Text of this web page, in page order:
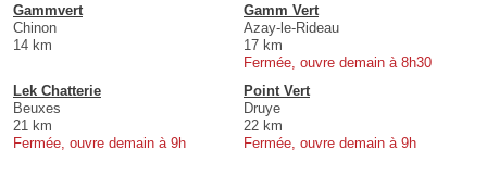
Gammvert
Chinon
14 km
Gamm Vert
Azay-le-Rideau
17 km
Fermée, ouvre demain à 8h30
Lek Chatterie
Beuxes
21 km
Fermée, ouvre demain à 9h
Point Vert
Druye
22 km
Fermée, ouvre demain à 9h